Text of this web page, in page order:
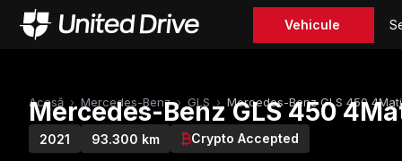
Vehicule
Acasă › Mercedes-Benz › GLS › Mercedes-Benz GLS 450
Mercedes-Benz GLS 450
2021 93.300 km Crypto Accepted